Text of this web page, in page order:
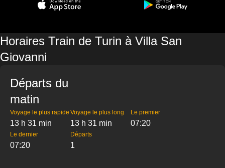
Horaires Train de Turin à Villa San
Giovanni
Départs du
matin
Voyage le plus rapide
13 h 31 min
Voyage le plus long
13 h 31 min
Le premier
07:20
Le dernier
07:20
Départs
1